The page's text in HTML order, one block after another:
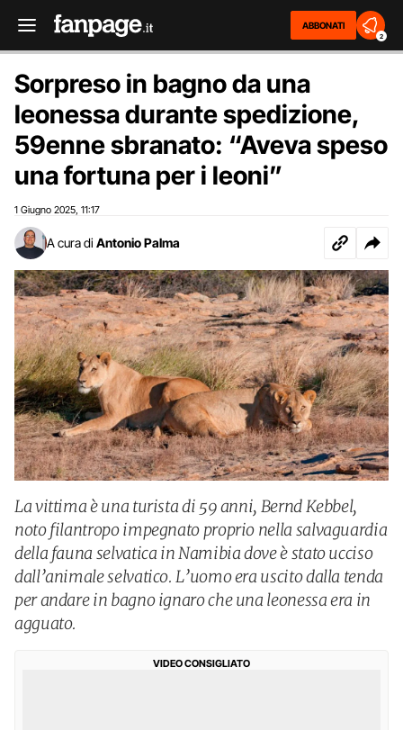
ABBONATI
2
Sorpreso in bagno da una
leonessa durante spedizione,
59enne sbranato: “Aveva speso
una fortuna per i leoni”
1 Giugno 2025 11:17
A cura di Antonio Palma
La vittima è una turista di 59 anni, Bernd Kebbel,
noto filantropo impegnato proprio nella salvaguardia
della fauna selvatica in Namibia dove è stato ucciso
dall’animale selvatico. L’uomo era uscito dalla tenda
per andare in bagno ignaro che una leonessa era in
agguato.
VIDEO CONSIGLIATO